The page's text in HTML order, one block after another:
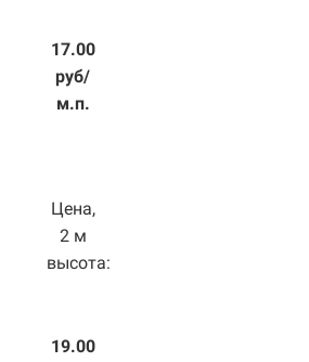
17.00
руб/
м.п.
Цена,
2 м
высота:
19.00